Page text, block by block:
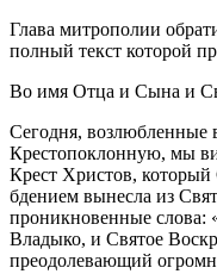
Глава митрополии
полный текст которой
Во имя Отца и Сына и
Сегодня, возлюбленные
Крестопоклонную, мы
Крест Христов,
бдением вынесла из
проникновенные слова:
Владыко, и Святое
преодолевающий